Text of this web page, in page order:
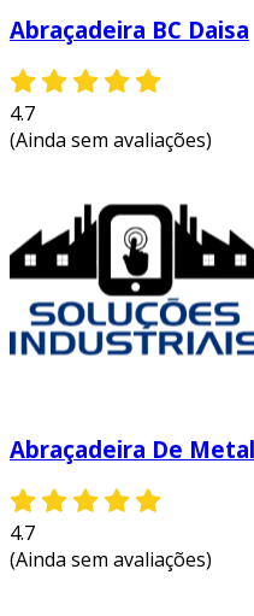
Abraçadeira BC Daisa
4.7
(Ainda sem avaliações)
Abraçadeira De
4.7
(Ainda sem avaliações)